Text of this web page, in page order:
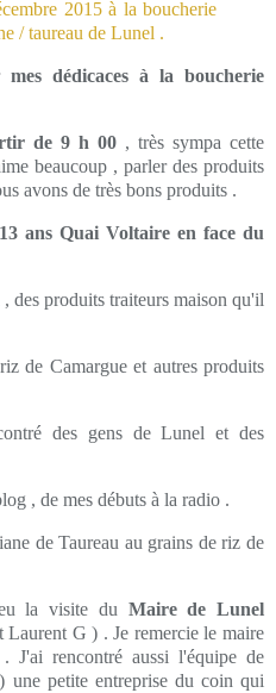
mes dédicaces à la boucherie
de 9 h 00 , très sympa cette
beaucoup , parler des produits
avons de très bons produits .
ans Quai Voltaire en face du
des produits traiteurs maison qu'il
de Camargue et autres produits
des gens de Lunel et des
, de mes débuts à la radio .
de Taureau au grains de riz de
la visite du Maire de Lunel
Laurent G ) . Je remercie le maire
rencontré aussi l'équipe de
une petite entreprise du coin qui